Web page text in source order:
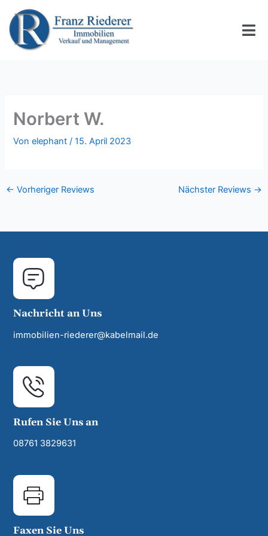
Inhalt
springen
Norbert W.
Vonelephant /15. April 2023
← Vorheriger Reviews Nächster Reviews →
Nachricht an Uns
immobilien-riederer@kabelmail.de
Rufen Sie Uns an
08761 3829631
Faxen Sie Uns